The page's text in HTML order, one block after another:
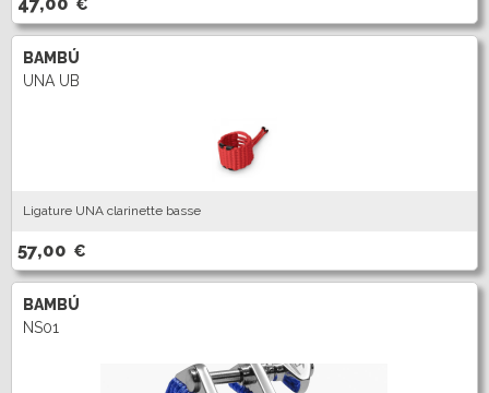
€
BAMBÚ
UNA UB
Ligature UNA clarinette basse
57,00 €
BAMBÚ
NS01